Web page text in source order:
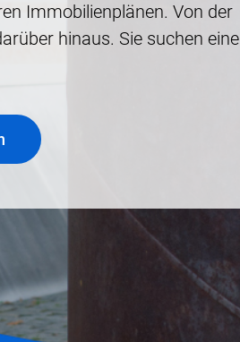
Immobilienplänen. Von der
hinaus. Sie suchen eine